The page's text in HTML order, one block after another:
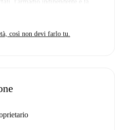
l'armadio indipendente e la
L'appartamento è esterno e
Tio Café Bar, Pizza Cool e
Kiezmarkt.
così non devi farlo tu.